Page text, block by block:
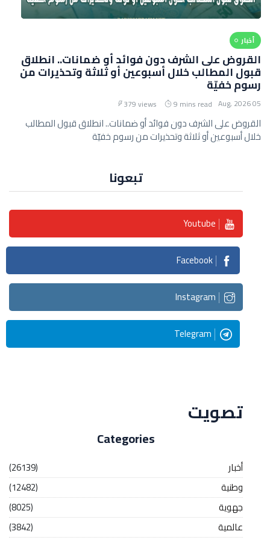
أخبار
القروض على الشرف دون فوائد أو ضمانات.. انطلاق
قبول المطالب خلال أسبوعين أو ثلاثة وتحذيرات من
رسوم خفيّة
05 Aug, 2026
9 mins read
379 views
القروض على الشرف دون فوائد أو ضمانات.. انطلاق قبول المطالب
خلال أسبوعين أو ثلاثة وتحذيرات من رسوم خفيّة
تبعونا
Youtube
Facebook
Instagram
Telegram
تصويت
Categories
أخبار
(26139)
وطنية
(12482)
جهوية
(8025)
عالمية
(3842)